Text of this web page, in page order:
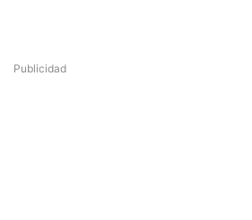
Publicidad